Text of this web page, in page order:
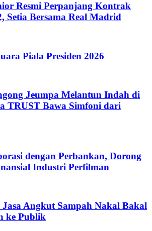
Resmi Perpanjang Kontrak
Setia Bersama Real Madrid
Piala Presiden 2026
Jeumpa Melantun Indah di
TRUST Bawa Simfoni dari
dengan Perbankan, Dorong
Industri Perfilman
Jasa Angkut Sampah Nakal Bakal
ke Publik